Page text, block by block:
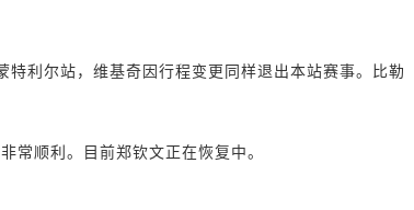
利尔站，维基奇因行程变更同样退出本站赛事。比勒
常顺利。目前郑钦文正在恢复中。